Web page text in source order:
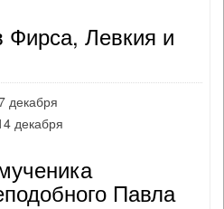
Фирса, Левкия и
декабря
декабря
Павла